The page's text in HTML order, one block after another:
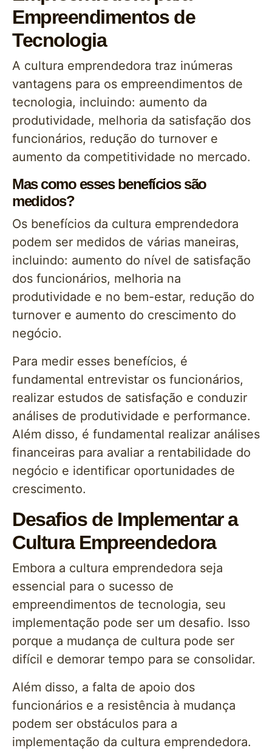
Empreendimentos de
Tecnologia
A cultura emprendedora traz inúmeras
vantagens para os empreendimentos de
tecnologia, incluindo: aumento da
produtividade, melhoria da satisfação dos
funcionários, redução do turnover e
aumento da competitividade no mercado.
Mas como esses benefícios são
medidos?
Os benefícios da cultura emprendedora
podem ser medidos de várias maneiras,
incluindo: aumento do nível de satisfação
dos funcionários, melhoria na
produtividade e no bem-estar, redução do
turnover e aumento do crescimento do
negócio.
Para medir esses benefícios, é
fundamental entrevistar os funcionários,
realizar estudos de satisfação e conduzir
análises de produtividade e performance.
Além disso, é fundamental realizar análises
financeiras para avaliar a rentabilidade do
negócio e identificar oportunidades de
crescimento.
Desafios de Implementar a
Cultura Empreendedora
Embora a cultura emprendedora seja
essencial para o sucesso de
empreendimentos de tecnologia, seu
implementação pode ser um desafio. Isso
porque a mudança de cultura pode ser
difícil e demorar tempo para se consolidar.
Além disso, a falta de apoio dos
funcionários e a resistência à mudança
podem ser obstáculos para a
implementação da cultura emprendedora.